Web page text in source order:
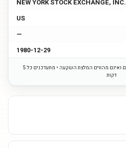
NEW YORK STOCK EXCHANGE, INC.
US
—
1980-12-29
הנתונים מבוססים על מקורות ציבוריים ואינם מהווים המלצת השקעה • מתעדכנים כל 5
דקות